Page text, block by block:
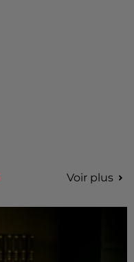
Voir plus